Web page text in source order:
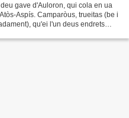
gave d'Auloron, qui cola en ua
Aspís. Camparòus, trueitas (be i
qu'ei l'un deus endrets